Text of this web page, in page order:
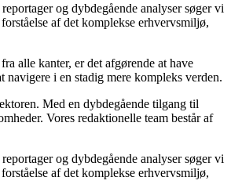
og dybdegående analyser søger vi
af det komplekse erhvervsmiljø,
alle kanter, er det afgørende at have
i en stadig mere kompleks verden.
Med en dybdegående tilgang til
Vores redaktionelle team består af
og dybdegående analyser søger vi
af det komplekse erhvervsmiljø,